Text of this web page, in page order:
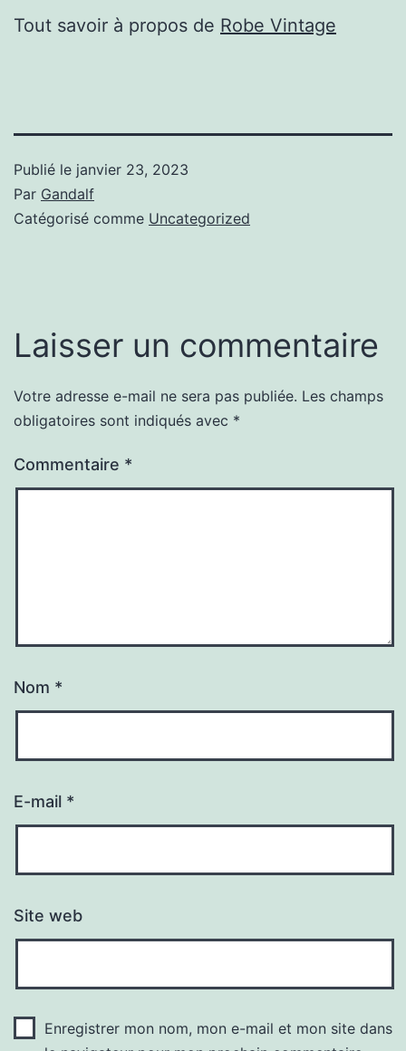
Tout savoir à propos de Robe Vintage
Publié le janvier 23, 2023
Par Gandalf
Catégorisé comme Uncategorized
Laisser un commentaire
Votre adresse e-mail ne sera pas publiée. Les champs
obligatoires sont indiqués avec *
Commentaire *
Nom *
E-mail *
Site web
Enregistrer mon nom, mon e-mail et mon site dans